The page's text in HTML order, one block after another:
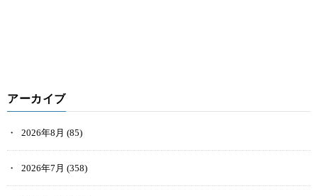
アーカイブ
2026年8月 (85)
2026年7月 (358)